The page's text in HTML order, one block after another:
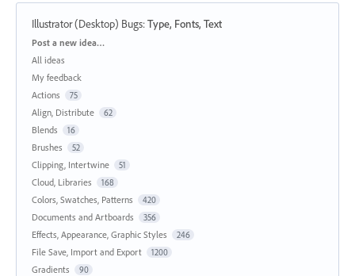
Illustrator (Desktop) Bugs:Type, Fonts, Text
Categories
Post a new idea…
All ideas
My feedback
Actions
75
Align, Distribute 62
Blends 16
Brushes 52
Clipping, Intertwine 51
Cloud, Libraries 168
Colors, Swatches, Patterns 420
Documents and Artboards 356
Effects, Appearance, Graphic Styles 246
File Save, Import and Export 1200
Gradients 90